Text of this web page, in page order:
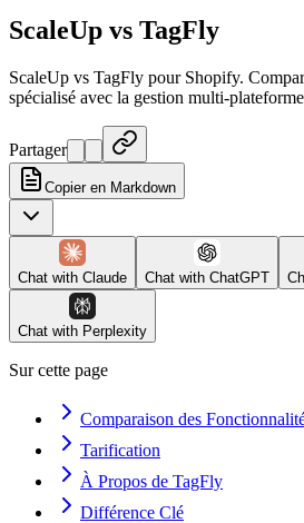
ScaleUp vs TagFly
ScaleUp vs TagFly pour Shopify.
spécialisé avec la gestion multi-
Partager
Copier en Markdown
Chat with Claude Chat with ChatGPT
Chat with Perplexity
Sur cette page
Comparaison des
Tarification
À Propos de TagFly
Différence Clé